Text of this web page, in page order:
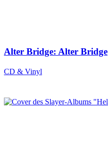
Alter Bridge: Alter Bridge
CD & Vinyl